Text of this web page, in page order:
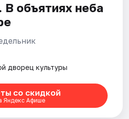
В объятиях неба
дворец культуры
со скидкой
Яндекс Афише